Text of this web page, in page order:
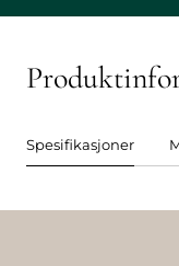
Spesifikasjoner